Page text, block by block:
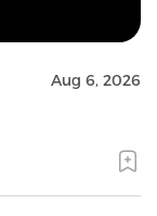
Aug 6, 2026